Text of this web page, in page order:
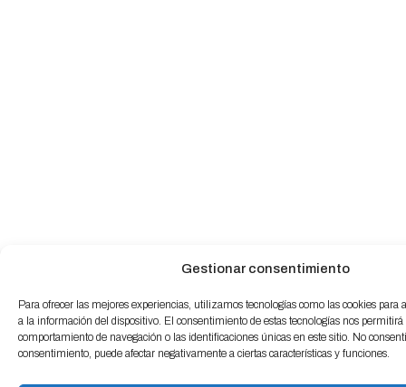
Gestionar consentimiento
Para ofrecer las mejores experiencias, utilizamos tecnologías como las cookies para
a la información del dispositivo. El consentimiento de estas tecnologías nos permitirá
comportamiento de navegación o las identificaciones únicas en este sitio. No
consentimiento, puede afectar negativamente a ciertas características y funciones.